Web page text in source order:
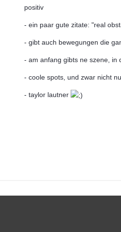
positiv
- ein paar gute zitate: "real
- gibt auch bewegungen die
- am anfang gibts ne szene, in
- coole spots, und zwar nicht
- taylor lautner